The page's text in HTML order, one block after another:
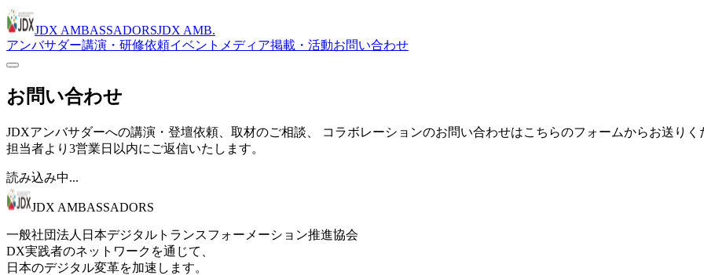
JDX AMBASSADORSJDX AMB.
アンバサダー講演・研修依頼イベント メディア掲載・活動お問い合わせ
お問い合わせ
JDXアンバサダーへの講演・登壇依頼、取材のご相談、 コラボレーションのお問い合わせはこちらのフォームからお送りく
担当者より3営業日以内にご返信いたします。
読み込み中...
JDX AMBASSADORS
一般社団法人日本デジタルトランスフォーメーション推進協会
DX実践者のネットワークを通じて、
日本のデジタル変革を加速します。